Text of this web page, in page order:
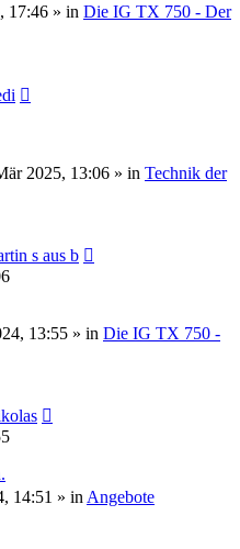
17:46 » in Die IG TX 750 - Der
2025, 13:06 » in Technik der
s aus b
13:55 » in Die IG TX 750 -
14:51 » in Angebote